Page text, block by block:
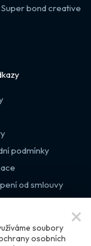
bond creative
podmínky
od smlouvy
soubory
osobních